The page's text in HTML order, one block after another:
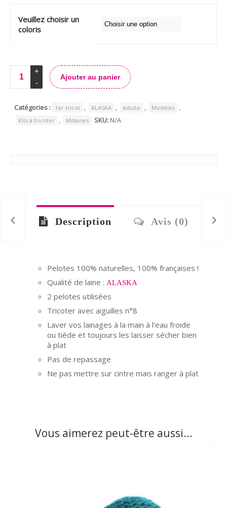
Veuillez choisir un
coloris
Ajouter au panier
Catégories : 1er tricot , ALASKA , Adulte , Modèles ,
Kits à tricoter , Mitaines SKU: N/A
Description Avis (0)
Pelotes 100% naturelles, 100% françaises !
Qualité de laine : ALASKA
2 pelotes utilisées
Tricoter avec aiguilles n°8
Laver vos lainages à la main à l’eau froide
ou tiède et toujours les laisser sécher bien
à plat
Pas de repassage
Ne pas mettre sur cintre mais ranger à plat
Vous aimerez peut-être aussi...